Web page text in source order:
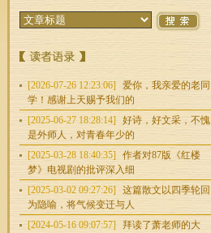
[2026-07-26 12:23:06]
爱你，我亲爱的老同
学！感谢上天赐予我们的
[2025-06-27 18:28:14]
好诗，好文采，不愧
是外师人，对青春年少的
[2025-03-28 18:40:35]
作者对87版《红楼
梦》电视剧的批评深入细
[2025-03-02 09:27:26]
这篇散文以四季轮回
为隐喻，将气候变迁与人
[2024-05-16 09:07:57]
拜读了萧老师的大